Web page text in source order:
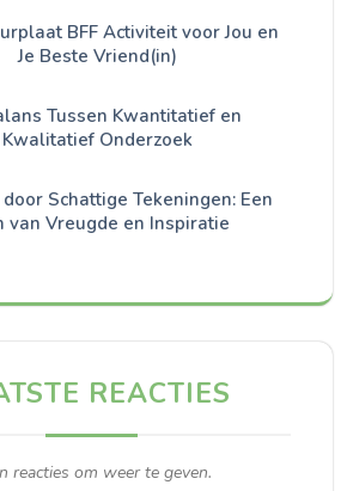
BFF Activiteit voor Jou en
Je Beste Vriend(in)
Tussen Kwantitatief en
Kwalitatief Onderzoek
Schattige Tekeningen: Een
van Vreugde en Inspiratie
REACTIES
reacties om weer te geven.